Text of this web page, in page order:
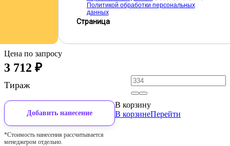
Политикой обработки персональных
данных
Страница
Цена по запросу
3 712 ₽
Тираж
Добавить нанесение
*Стоимость нанесения рассчитывается
менеджером отдельно.
В корзину
В корзинеПерейти